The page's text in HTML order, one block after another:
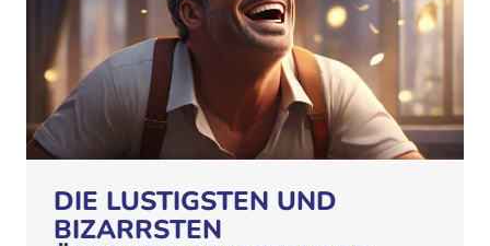
DIE LUSTIGSTEN UND
BIZARRSTEN